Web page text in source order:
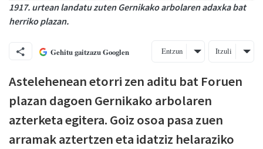
1917. urtean landatu zuten Gernikako arbolaren adaxka bat
herriko plazan.
Gehitu gaitzazu Googlen Entzun Itzuli
Astelehenean etorri zen aditu bat Foruen
plazan dagoen Gernikako arbolaren
azterketa egitera. Goiz osoa pasa zuen
arramak aztertzen eta idatziz helaraziko